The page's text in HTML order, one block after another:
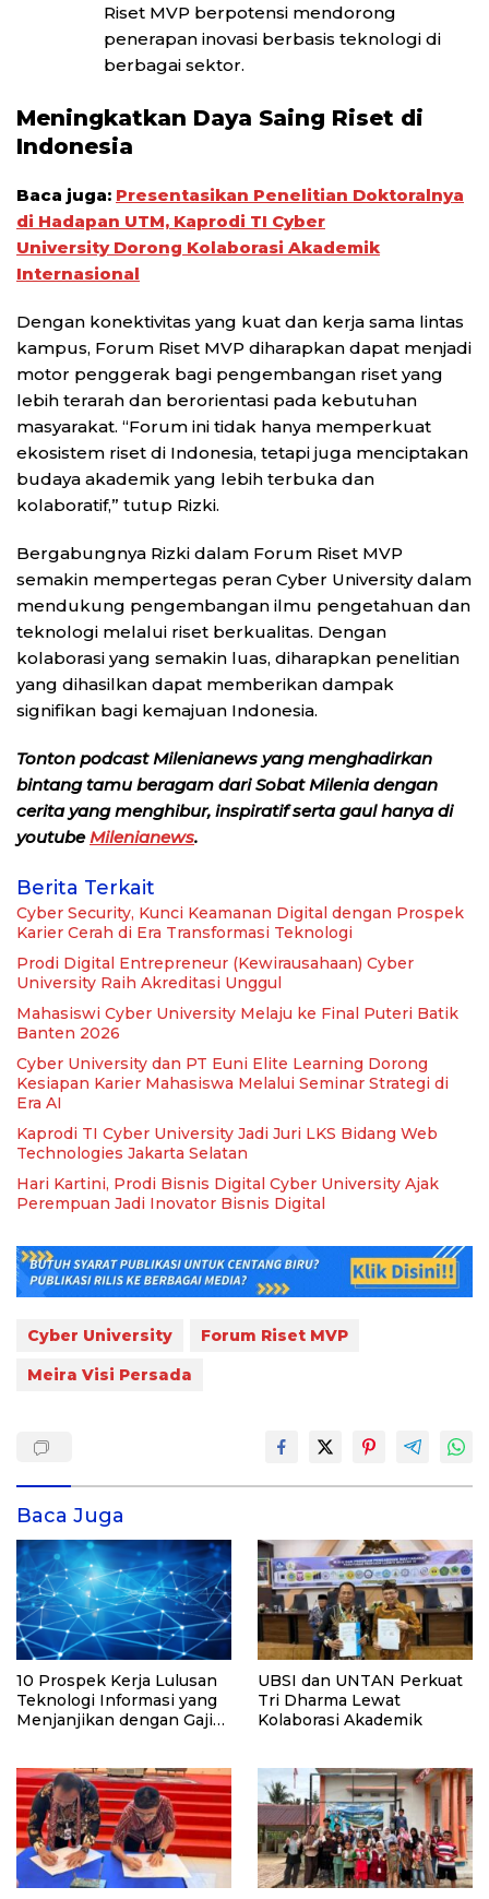
Riset MVP berpotensi mendorong
penerapan inovasi berbasis teknologi di
berbagai sektor.
Meningkatkan Daya Saing Riset di
Indonesia
Baca juga: Presentasikan Penelitian Doktoralnya
di Hadapan UTM, Kaprodi TI Cyber
University Dorong Kolaborasi Akademik
Internasional
Dengan konektivitas yang kuat dan kerja sama lintas
kampus, Forum Riset MVP diharapkan dapat menjadi
motor penggerak bagi pengembangan riset yang
lebih terarah dan berorientasi pada kebutuhan
masyarakat. “Forum ini tidak hanya memperkuat
ekosistem riset di Indonesia, tetapi juga menciptakan
budaya akademik yang lebih terbuka dan
kolaboratif,” tutup Rizki.
Bergabungnya Rizki dalam Forum Riset MVP
semakin mempertegas peran Cyber University dalam
mendukung pengembangan ilmu pengetahuan dan
teknologi melalui riset berkualitas. Dengan
kolaborasi yang semakin luas, diharapkan penelitian
yang dihasilkan dapat memberikan dampak
signifikan bagi kemajuan Indonesia.
Tonton podcast Milenianews yang menghadirkan
bintang tamu beragam dari Sobat Milenia dengan
cerita yang menghibur, inspiratif serta gaul hanya di
youtube Milenianews.
Berita Terkait
Cyber Security, Kunci Keamanan Digital dengan Prospek
Karier Cerah di Era Transformasi Teknologi
Prodi Digital Entrepreneur (Kewirausahaan) Cyber
University Raih Akreditasi Unggul
Mahasiswi Cyber University Melaju ke Final Puteri Batik
Banten 2026
Cyber University dan PT Euni Elite Learning Dorong
Kesiapan Karier Mahasiswa Melalui Seminar Strategi di
Era AI
Kaprodi TI Cyber University Jadi Juri LKS Bidang Web
Technologies Jakarta Selatan
Hari Kartini, Prodi Bisnis Digital Cyber University Ajak
Perempuan Jadi Inovator Bisnis Digital
Cyber University
Forum Riset MVP
Meira Visi Persada
Baca Juga
10 Prospek Kerja Lulusan
Teknologi Informasi yang
Menjanjikan dengan Gaji
UBSI dan UNTAN Perkuat
Tri Dharma Lewat
Kolaborasi Akademik